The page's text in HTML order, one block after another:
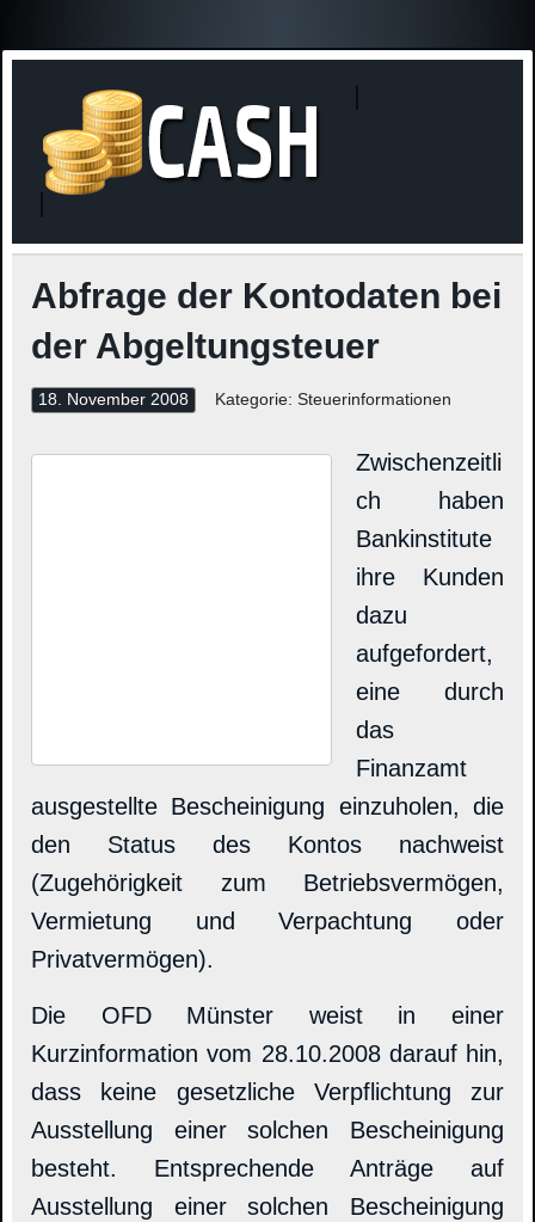
Abfrage der Kontodaten bei
der Abgeltungsteuer
18. November 2008 Kategorie: Steuerinformationen
Zwischenzeitli
ch haben
Bankinstitute
ihre Kunden
dazu
aufgefordert,
eine durch
das
Finanzamt
ausgestellte Bescheinigung einzuholen, die
den Status des Kontos nachweist
(Zugehörigkeit zum Betriebsvermögen,
Vermietung und Verpachtung oder
Privatvermögen).
Die OFD Münster weist in einer
Kurzinformation vom 28.10.2008 darauf hin,
dass keine gesetzliche Verpflichtung zur
Ausstellung einer solchen Bescheinigung
besteht. Entsprechende Anträge auf
Ausstellung einer solchen Bescheinigung